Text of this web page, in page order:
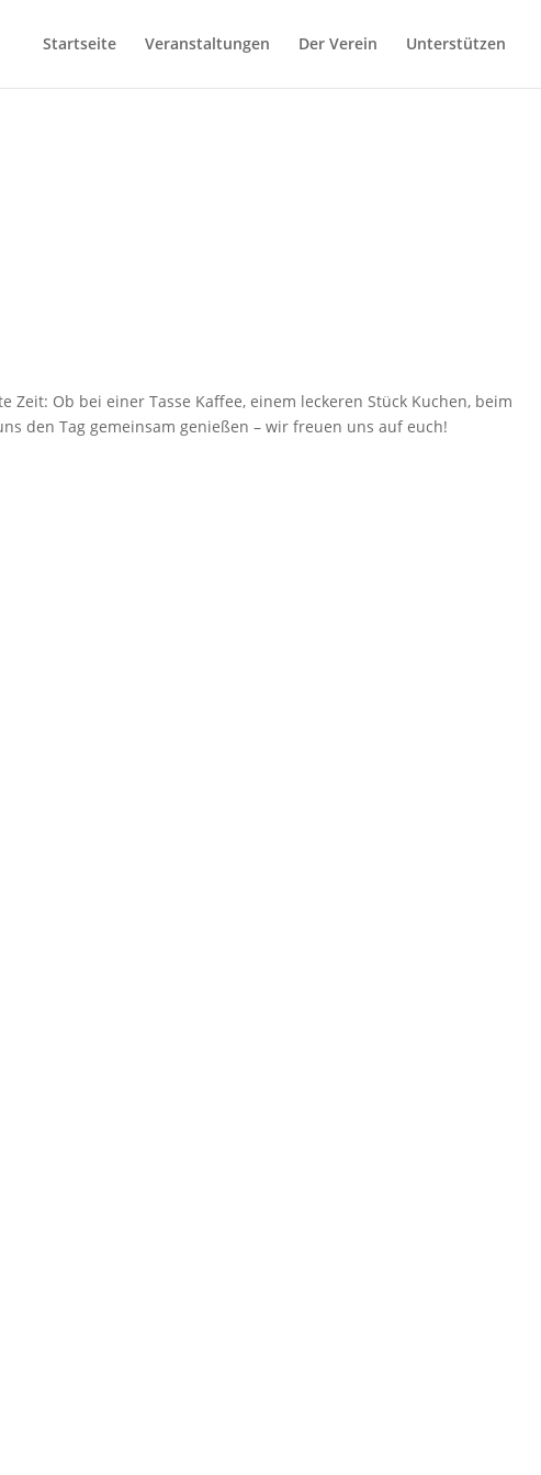
Startseite Veranstaltungen Der Verein Unterstützen
Ob bei einer Tasse Kaffee, einem leckeren Stück Kuchen, beim
den Tag gemeinsam genießen – wir freuen uns auf euch!